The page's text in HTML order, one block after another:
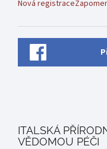
Nová registrace
ITALSKÁ
VĚDOMOU PÉČI